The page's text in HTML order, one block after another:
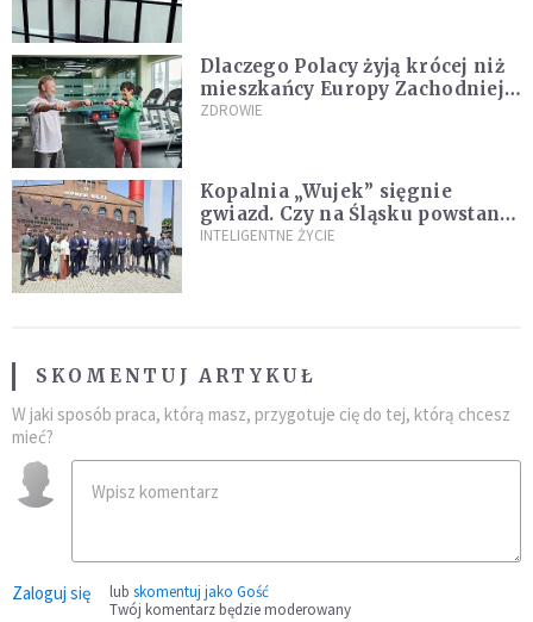
Dlaczego Polacy żyją krócej niż
mieszkańcy Europy Zachodniej?
Ekspertka wskazuje główne
ZDROWIE
Kopalnia „Wujek” sięgnie
gwiazd. Czy na Śląsku powstanie
„Dolina Krzemowa”?
INTELIGENTNE ŻYCIE
SKOMENTUJ ARTYKUŁ
W jaki sposób praca, którą masz, przygotuje cię do tej, którą chcesz
mieć?
Zaloguj się lub skomentuj jako Gość
Twój komentarz będzie moderowany